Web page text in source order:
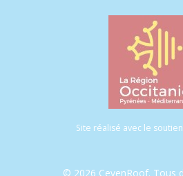
Site réalisé avec le
© 2026 CevenRoof. Tous